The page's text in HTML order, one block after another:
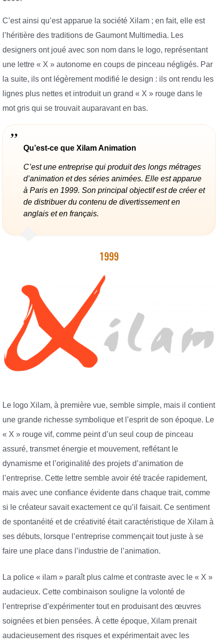
C’est ainsi qu’est apparue la société Xilam ; en fait, elle est
l’héritière des traditions de Gaumont Multimedia. Les
designers ont joué avec son nom dans le logo, représentant
une lettre « X » autonome en coups de pinceau négligés. Par
la suite, ils ont légèrement modifié le design : ils ont rendu les
lignes plus nettes et introduit un grand « X » rouge dans le
mot gris qui se trouvait auparavant en bas.
Qu’est-ce que Xilam Animation
C’est une entreprise qui produit des longs métrages
d’animation et des séries animées. Elle est apparue
à Paris en 1999. Son principal objectif est de créer et
de distribuer du contenu de divertissement en
anglais et en français.
1999
Le logo Xilam, à première vue, semble simple, mais il contient
une grande richesse symbolique et l’esprit de son époque. Le
« X » rouge vif, comme peint d’un seul coup de pinceau
assuré, transmet énergie et mouvement, reflétant le
dynamisme et l’originalité des projets d’animation de
l’entreprise. Cette lettre semble avoir été tracée rapidement,
mais avec une confiance évidente dans chaque trait, comme
si le créateur savait exactement ce qu’il faisait. Ce sentiment
de spontanéité et de créativité était caractéristique de Xilam à
ses débuts, lorsque l’entreprise commençait tout juste à se
faire une place dans l’industrie de l’animation.
La police « ilam » paraît plus calme et contraste avec le « X »
audacieux. Cette combinaison souligne la volonté de
l’entreprise d’expérimenter tout en produisant des œuvres
soignées et bien pensées. À cette époque, Xilam prenait
audacieusement des risques et expérimentait avec les